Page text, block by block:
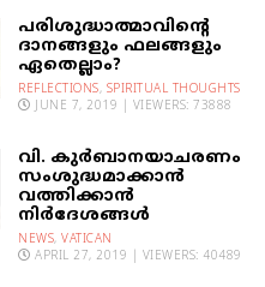
പരിശുദ്ധാത്മാവിന്റെ
ദാനങ്ങളും ഫലങ്ങളും
ഏതെല്ലാം?
REFLECTIONS, SPIRITUAL THOUGHTS
JUNE 7, 2019 | VIEWERS: 73888
വി. കുര്‍ബാനയാചരണം
സംശുദ്ധമാക്കാന്‍
വത്തിക്കാന്‍
നിര്‍ദേശങ്ങള്‍
NEWS, VATICAN
APRIL 27, 2019 | VIEWERS: 40489